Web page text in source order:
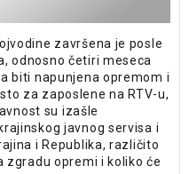
završena je posle
odnosno četiri meseca
biti napunjena opremom i
za zaposlene na RTV-u,
su izašle
javnog servisa i
i Republika, različito
zgradu opremi i koliko će